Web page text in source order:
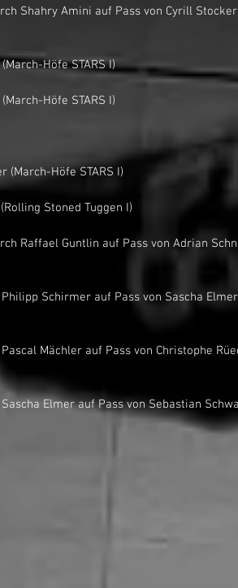
(March-Höfe STARS I)
(March-Höfe STARS I)
(March-Höfe STARS I)
(Rolling Stoned Tuggen I)